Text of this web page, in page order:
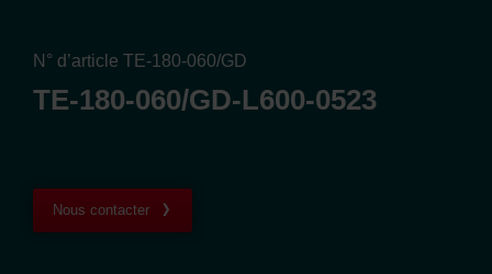
N° d’article TE-180-060/GD
TE-180-060/GD-L600-0523
Nous contacter